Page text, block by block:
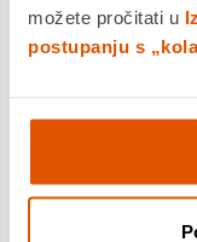
možete pročitati u
postupanju s